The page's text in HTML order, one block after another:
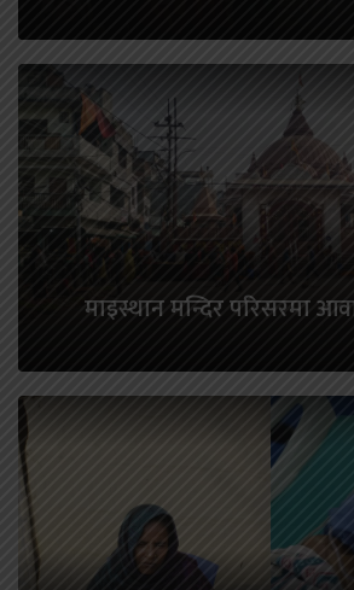
माइस्थान मन्दिर परिसरमा